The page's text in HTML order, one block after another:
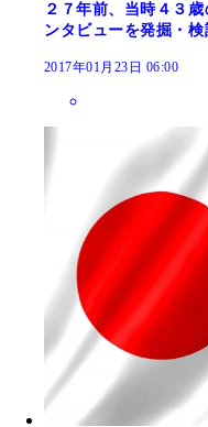
２７年前、当時４３
ンタビューを発掘・検
2017年01月23日 06:00